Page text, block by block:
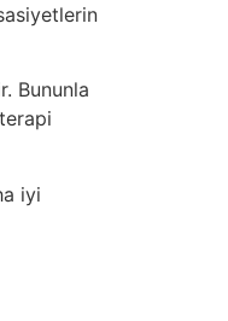
Bununla
iyi